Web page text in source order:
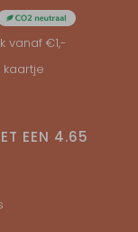
vanaf €1,-
EEN 4.65